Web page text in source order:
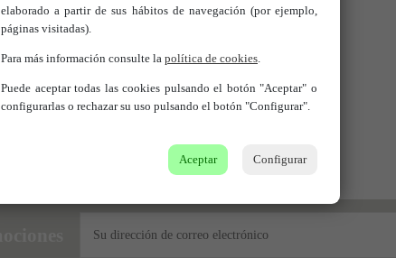
elaborado a partir de sus hábitos de navegación (por ejemplo,
páginas visitadas).
Para más información consulte la política de cookies.
Puede aceptar todas las cookies pulsando el botón "Aceptar" o
configurarlas o rechazar su uso pulsando el botón "Configurar".
Aceptar Configurar